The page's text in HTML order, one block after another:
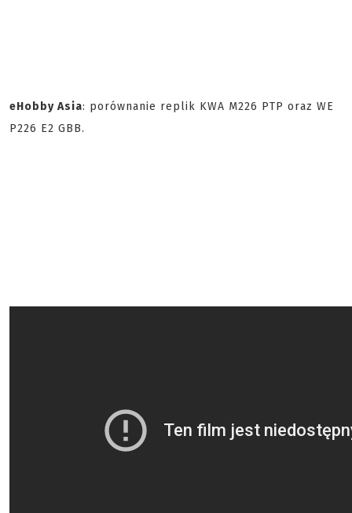
eHobby Asia: porównanie replik KWA M226 PTP oraz WE
P226 E2 GBB.